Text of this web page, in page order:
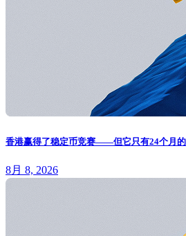
香港赢得了稳定币竞赛——但它只有24个月
8月 8, 2026